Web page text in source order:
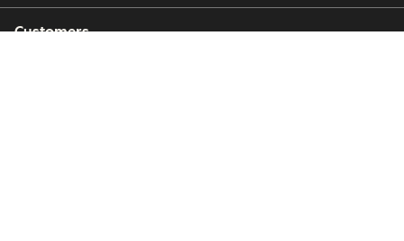
Customers